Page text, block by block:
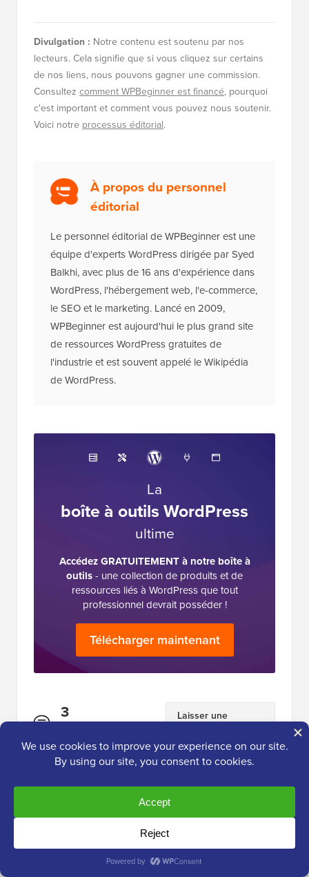
Divulgation : Notre contenu est soutenu par nos
lecteurs. Cela signifie que si vous cliquez sur certains
de nos liens, nous pouvons gagner une commission.
Consultez comment WPBeginner est financé, pourquoi
c'est important et comment vous pouvez nous soutenir.
Voici notre processus éditorial.
À propos du personnel
éditorial
Le personnel éditorial de WPBeginner est une
équipe d'experts WordPress dirigée par Syed
Balkhi, avec plus de 16 ans d'expérience dans
WordPress, l'hébergement web, l'e-commerce,
le SEO et le marketing. Lancé en 2009,
WPBeginner est aujourd'hui le plus grand site
de ressources WordPress gratuites de
l'industrie et est souvent appelé le Wikipédia
de WordPress.
La
boîte à outils WordPress
ultime
Accédez GRATUITEMENT à notre boîte à
outils- une collection de produits et de
ressources liés à WordPress que tout
professionnel devrait posséder !
Télécharger maintenant
Interactions
lecteurs
3
Laisser une
27 août 2024 à 8h05
J'ai récemment eu un conflit de plugin sur l'un